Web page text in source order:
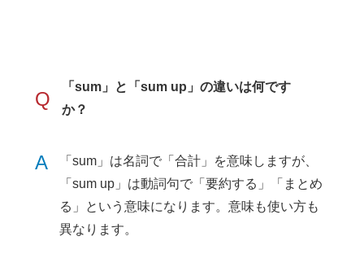
Q
「sum」と「sum up」の違いは何です
か？
A
「sum」は名詞で「合計」を意味しますが、
「sum up」は動詞句で「要約する」「まとめ
る」という意味になります。意味も使い方も
異なります。